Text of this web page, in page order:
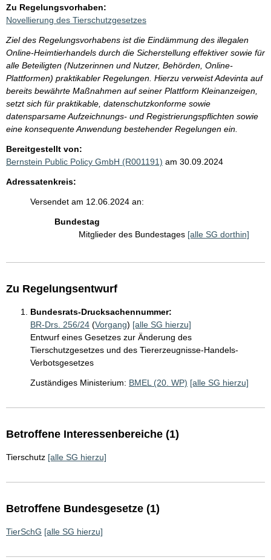
Zu Regelungsvorhaben:
Novellierung des Tierschutzgesetzes
Ziel des Regelungsvorhabens ist die Eindämmung des illegalen
Online-Heimtierhandels durch die Sicherstellung effektiver sowie für
alle Beteiligten (Nutzerinnen und Nutzer, Behörden, Online-
Plattformen) praktikabler Regelungen. Hierzu verweist Adevinta auf
bereits bewährte Maßnahmen auf seiner Plattform Kleinanzeigen,
setzt sich für praktikable, datenschutzkonforme sowie
datensparsame Aufzeichnungs- und Registrierungspflichten sowie
eine konsequente Anwendung bestehender Regelungen ein.
Bereitgestellt von:
Bernstein Public Policy GmbH (R001191) am 30.09.2024
Adressatenkreis:
Versendet am 12.06.2024 an:
Bundestag
Mitglieder des Bundestages [alle SG dorthin]
Zu Regelungsentwurf
Bundesrats-Drucksachennummer:
BR-Drs. 256/24 (Vorgang) [alle SG hierzu]
Entwurf eines Gesetzes zur Änderung des
Tierschutzgesetzes und des Tiererzeugnisse-Handels-
Verbotsgesetzes
Zuständiges Ministerium: BMEL (20. WP) [alle SG hierzu]
Betroffene Interessenbereiche (1)
Tierschutz [alle SG hierzu]
Betroffene Bundesgesetze (1)
TierSchG [alle SG hierzu]